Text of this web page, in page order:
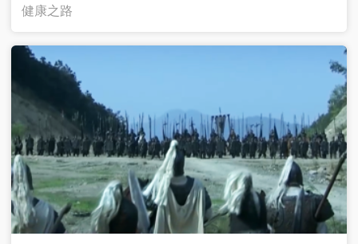
健康之路